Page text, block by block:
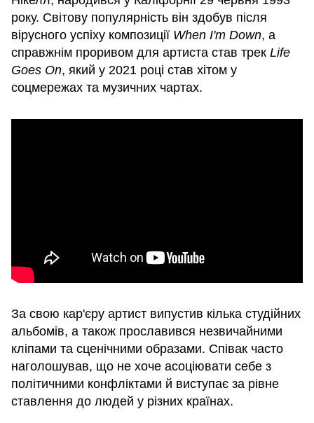
року. Світову популярність він здобув після
вірусного успіху композиції When I'm Down, а
справжнім проривом для артиста став трек Life
Goes On, який у 2021 році став хітом у
соцмережах та музичних чартах.
За свою кар'єру артист випустив кілька студійних
альбомів, а також прославився незвичайними
кліпами та сценічними образами. Співак часто
наголошував, що не хоче асоціювати себе з
політичними конфліктами й виступає за рівне
ставлення до людей у різних країнах.